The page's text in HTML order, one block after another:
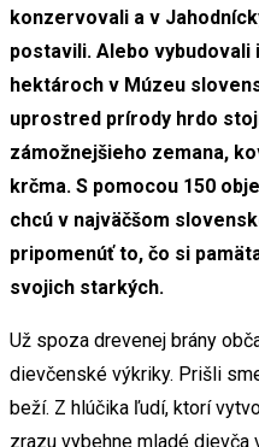
konzervovali a v
postavili. Alebo vybudovali
hektároch v Múzeu
uprostred prírody hrdo
zámožnejšieho zemana,
krčma. S pomocou 150
chcú v najväčšom
pripomenúť to, čo si
svojich starkých.
Už spoza drevenej brány
dievčenské výkriky. Prišli
beží. Z hlúčika ľudí, ktorí
zrazu vybehne mladé dievča